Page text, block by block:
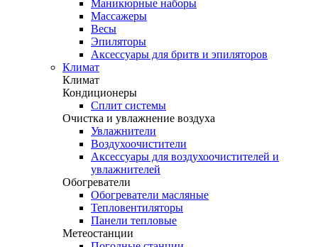
Маникюрные наборы
Массажеры
Весы
Эпиляторы
Аксессуары для бритв и эпиляторов
Климат
Климат
Кондиционеры
Сплит системы
Очистка и увлажнение воздуха
Увлажнители
Воздухоочистители
Аксессуары для воздухоочистителей и
увлажнителей
Обогреватели
Обогреватели масляные
Тепловентиляторы
Панели тепловые
Метеостанции